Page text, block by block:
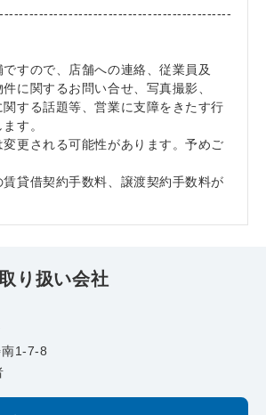
すので、店舗への連絡、従業員及
に関するお問い合せ、写真撮影、
関する話題等、営業に支障をきたす行
す。
更される可能性があります。予めご
貸借契約手数料、譲渡契約手数料が
り扱い会社
1-7-8